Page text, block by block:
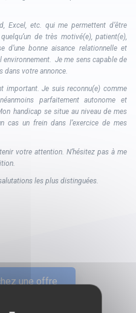
Excel, etc. qui me permettent d’être
de très motivé(e), patient(e),
bonne aisance relationnelle et
environnement. Je me sens capable de
dans votre annonce.
important. Je suis reconnu(e) comme
parfaitement autonome et
handicap se situe au niveau de mes
cas un frein dans l’exercice de mes
votre attention. N’hésitez pas à me
les plus distinguées.
une offre